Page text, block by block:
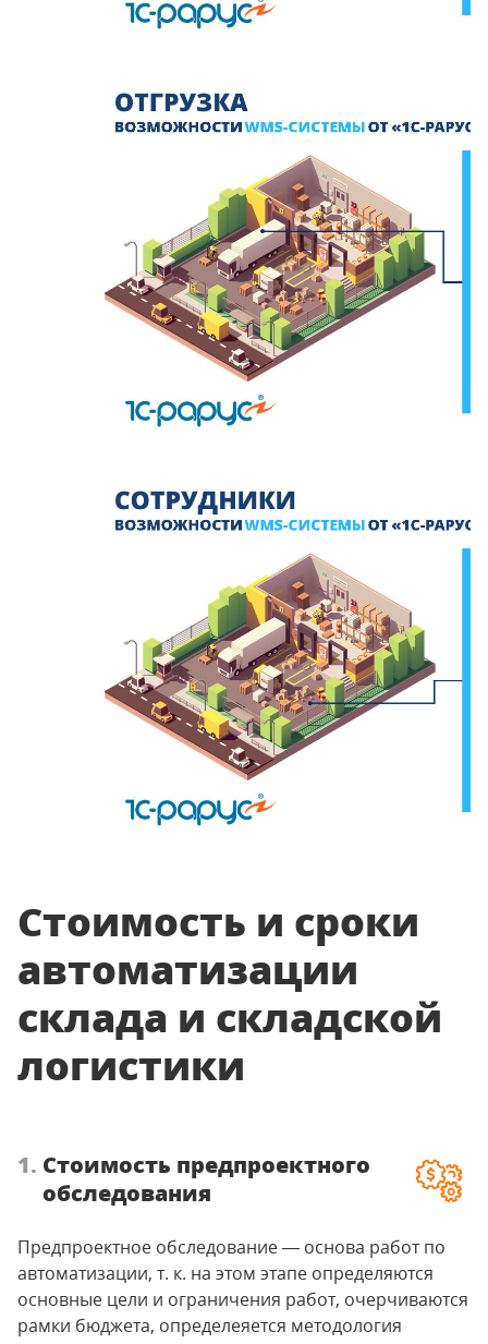
Стоимость и сроки
автоматизации
склада и складской
логистики
1. Стоимость предпроектного
обследования
Предпроектное обследование — основа работ по
автоматизации, т. к. на этом этапе определяются
основные цели и ограничения работ, очерчиваются
рамки бюджета, определеяется методология